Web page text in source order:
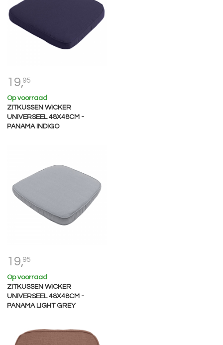
19,95
Op voorraad
ZITKUSSEN WICKER
UNIVERSEEL 48X48CM -
PANAMA INDIGO
19,95
Op voorraad
ZITKUSSEN WICKER
UNIVERSEEL 48X48CM -
PANAMA LIGHT GREY